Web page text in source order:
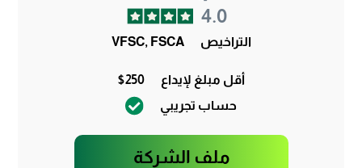
4.0
التراخيص VFSC, FSCA
أقل مبلغ لإيداع
$250
حساب تجريبي
ملف الشركة